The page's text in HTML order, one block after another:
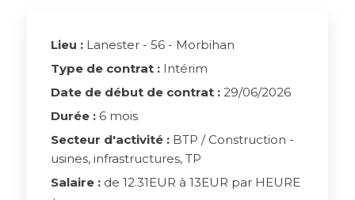
Lieu :Lanester - 56 - Morbihan
Type de contrat :Intérim
Date de début de contrat :29/06/2026
Durée :6 mois
Secteur d'activité :BTP / Construction -
usines, infrastructures, TP
Salaire :de 12.31EUR à 13EUR par HEURE